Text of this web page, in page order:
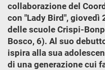
collaborazione del
con "Lady Bird",
delle scuole Crispi-
Bosco, 6). Al suo
ispira alla sua
di una generazione cui